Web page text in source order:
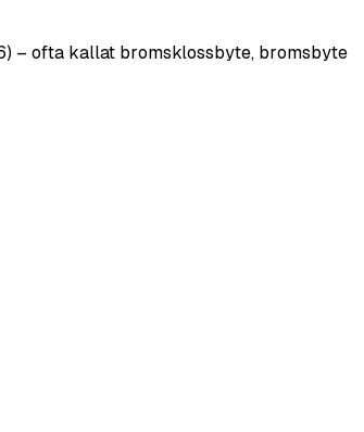
– ofta kallat bromsklossbyte, bromsbyte